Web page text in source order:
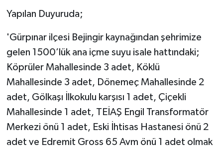
Yapılan Duyuruda;
'Gürpınar ilçesi Bejingir kaynağından şehrimize
gelen 1500’lük ana içme suyu isale hattındaki;
Köprüler Mahallesinde 3 adet, Köklü
Mahallesinde 3 adet, Dönemeç Mahallesinde 2
adet, Gölkaşı İlkokulu karşısı 1 adet, Çiçekli
Mahallesinde 1 adet, TEİAŞ Engil Transformatör
Merkezi önü 1 adet, Eski İhtisas Hastanesi önü 2
adet ve Edremit Gross 65 Avm önü 1 adet olmak